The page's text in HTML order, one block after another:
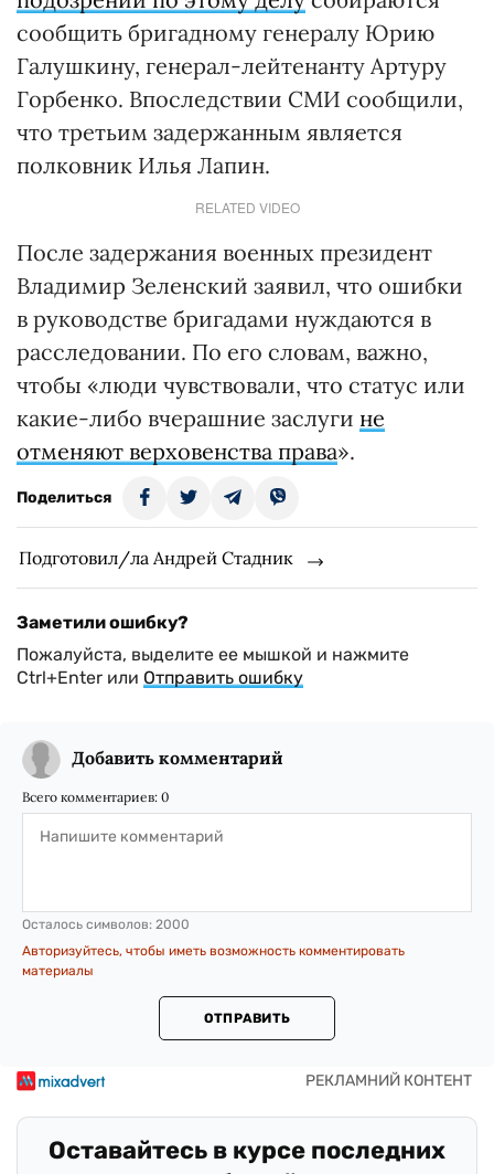
сообщить бригадному генералу Юрию
Галушкину, генерал-лейтенанту Артуру
Горбенко. Впоследствии СМИ сообщили,
что третьим задержанным является
полковник Илья Лапин.
RELATED VIDEO
После задержания военных президент
Владимир Зеленский заявил, что ошибки
в руководстве бригадами нуждаются в
расследовании. По его словам, важно,
чтобы «люди чувствовали, что статус или
какие-либо вчерашние заслуги не
отменяют верховенства права».
Поделиться
Подготовил/ла Андрей Стадник
Заметили ошибку?
Пожалуйста, выделите ее мышкой и нажмите
Ctrl+Enter или Отправить ошибку
Добавить комментарий
Всего комментариев: 0
Осталось символов: 2000
Авторизуйтесь, чтобы иметь возможность комментировать
материалы
ОТПРАВИТЬ
Оставайтесь в курсе последних